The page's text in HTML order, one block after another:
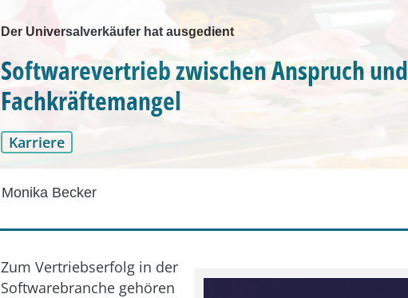
Der Universalverkäufer hat ausgedient
Softwarevertrieb zwischen Anspruch und
Fachkräftemangel
Karriere
Monika Becker
Zum Vertriebserfolg in der
Softwarebranche gehören